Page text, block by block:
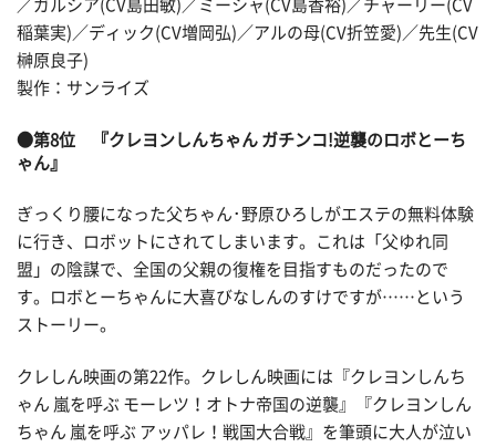
／ガルシア(CV島田敏)／ミーシャ(CV島香裕)／チャーリー(CV
稲葉実)／ディック(CV増岡弘)／アルの母(CV折笠愛)／先生(CV
榊原良子)
製作：サンライズ
●第8位 『クレヨンしんちゃん ガチンコ!逆襲のロボとーち
ゃん』
ぎっくり腰になった父ちゃん･野原ひろしがエステの無料体験
に行き、ロボットにされてしまいます。これは「父ゆれ同
盟」の陰謀で、全国の父親の復権を目指すものだったので
す。ロボとーちゃんに大喜びなしんのすけですが……という
ストーリー。
クレしん映画の第22作。クレしん映画には『クレヨンしんち
ゃん 嵐を呼ぶ モーレツ！オトナ帝国の逆襲』『クレヨンしん
ちゃん 嵐を呼ぶ アッパレ！戦国大合戦』を筆頭に大人が泣い